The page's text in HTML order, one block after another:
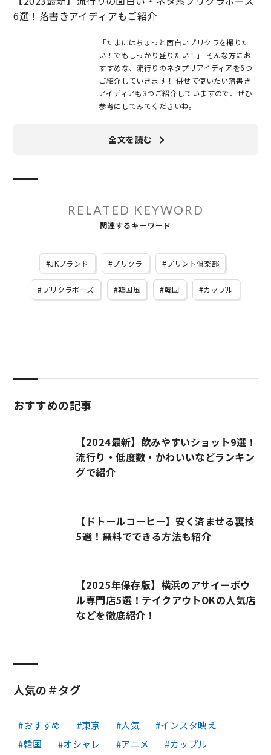
6選！落書きアイディアもご紹介
「たまにはちょっと面白いプリクラを撮りた
い！でもしっかり盛りたい！」 そんな方にお
すすめな、流行りのネタプリアイディアを6つ
ご紹介していきます！ 併せて使いたい落書き
アイディアも3つご紹介していますので、ぜひ
参考にしてみてくださいね。
全文を読む
RELATED KEYWORD
関連するキーワード
JKブランド プリクラ プリント俱楽部
プリクラポーズ 韓国風 韓国 カップル
おすすめの記事
【2024最新】飲みやすいショット9選！
流行り・低度数・かわいいなどランキン
グで紹介
【ドトールコーヒー】安く済ませる裏技
5選！無料でできる方法も紹介
【2025年保存版】横浜のアサイーボウ
ル専門店5選！テイクアウトOKの人気店
などを徹底紹介！
人気の＃タグ
おすすめ 東京 人気
インスタ映え
韓国
オシャレ アニメ
カップル